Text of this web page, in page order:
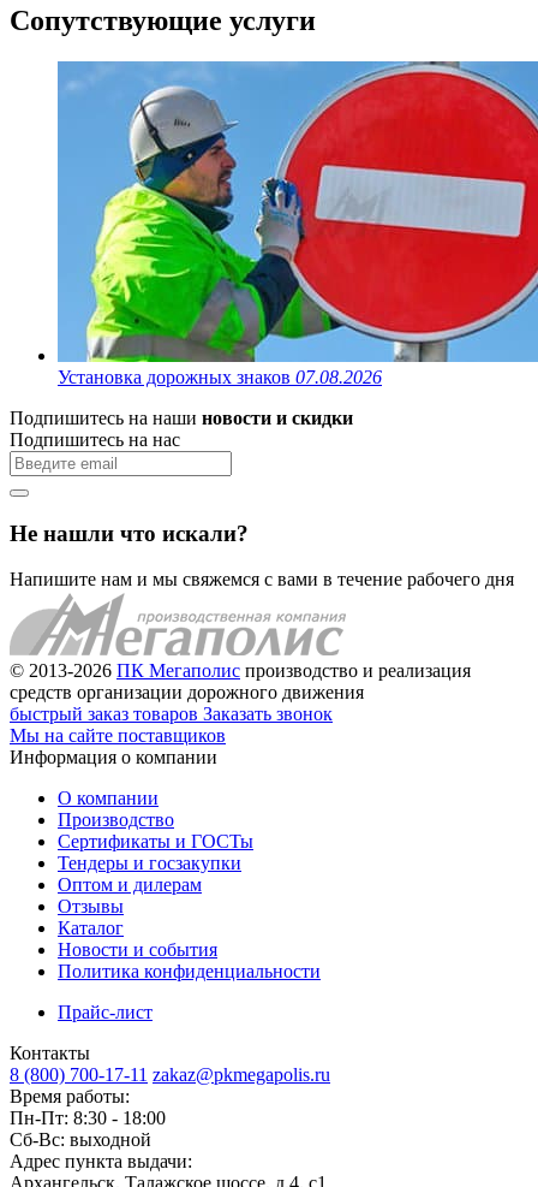
Сопутствующие услуги
Установка дорожных знаков 07.08.2026
Подпишитесь на наши новости и скидки
Подпишитесь на нас
Не нашли что искали?
Напишите нам и мы свяжемся с вами в течение рабочего дня
© 2013-2026 ПК Мегаполис производство и реализация
средств организации дорожного движения
быстрый заказ товаров Заказать звонок
Мы на сайте поставщиков
Информация о компании
О компании
Производство
Сертификаты и ГОСТы
Тендеры и госзакупки
Оптом и дилерам
Отзывы
Каталог
Новости и события
Политика конфиденциальности
Прайс-лист
Контакты
8 (800) 700-17-11 zakaz@pkmegapolis.ru
Время работы:
Пн-Пт: 8:30 - 18:00
Сб-Вс: выходной
Адрес пункта выдачи: